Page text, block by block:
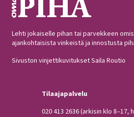
Lehti jokaiselle pihan tai parvekkeen
ajankohtaisista vinkeistä ja innostusta
Sivuston vinjettikuvitukset Saila Routio
Tilaajapalvelu
020 413 2636(arkisin klo 8–17,